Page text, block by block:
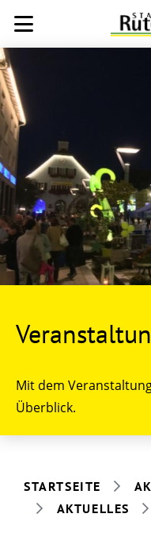
Mit dem
Überblick.
STARTSEITE
AKTUELLES